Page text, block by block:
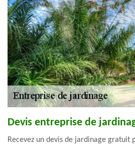
Devis entreprise de
Recevez un devis de jardinage gratuit